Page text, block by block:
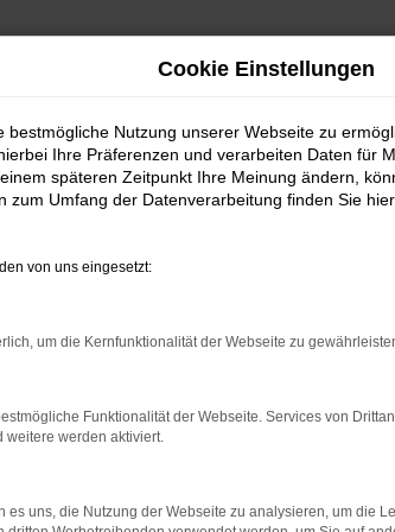
bestimmter Seiten verhindern.
beheben.
auf dem neuesten Stand sind.
kann auch dazu führen, dass
Cookie Einstellungen
bestmögliche Nutzung unserer Webseite zu
Ihre Präferenzen und verarbeiten Daten für
späteren Zeitpunkt Ihre Meinung ändern,
zum Umfang der Datenverarbeitung finden Sie
von uns eingesetzt:
um die Kernfunktionalität der Webseite zu
Funktionalität der Webseite. Services von
weitere werden aktiviert.
es uns, die Nutzung der Webseite zu analysieren, um die